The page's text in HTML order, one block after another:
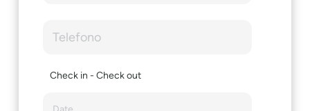
Check in - Check out